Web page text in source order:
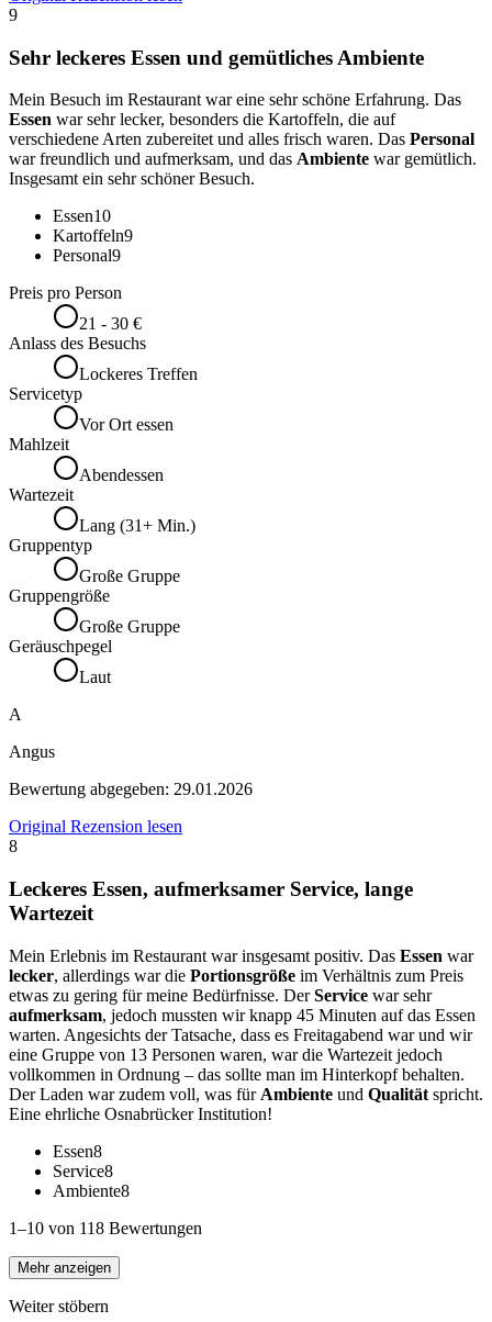
9
Sehr leckeres Essen und gemütliches Ambiente
Mein Besuch im Restaurant war eine sehr schöne Erfahrung. Das
Essen war sehr lecker, besonders die Kartoffeln, die auf
verschiedene Arten zubereitet und alles frisch waren. Das Personal
war freundlich und aufmerksam, und das Ambiente war gemütlich.
Insgesamt ein sehr schöner Besuch.
Essen10
Kartoffeln9
Personal9
Preis pro Person
21 - 30 €
Anlass des Besuchs
Lockeres Treffen
Servicetyp
Vor Ort essen
Mahlzeit
Abendessen
Wartezeit
Lang (31+ Min.)
Gruppentyp
Große Gruppe
Gruppengröße
Große Gruppe
Geräuschpegel
Laut
A
Angus
Bewertung abgegeben: 29.01.2026
Original Rezension lesen
8
Leckeres Essen, aufmerksamer Service, lange
Wartezeit
Mein Erlebnis im Restaurant war insgesamt positiv. Das Essen war
lecker, allerdings war die Portionsgröße im Verhältnis zum Preis
etwas zu gering für meine Bedürfnisse. DerService war sehr
aufmerksam, jedoch mussten wir knapp 45 Minuten auf das Essen
warten. Angesichts der Tatsache, dass es Freitagabend war und wir
eine Gruppe von 13 Personen waren, war die Wartezeit jedoch
vollkommen in Ordnung – das sollte man im Hinterkopf behalten.
Der Laden war zudem voll, was für Ambiente und Qualität spricht.
Eine ehrliche Osnabrücker Institution!
Essen8
Service8
Ambiente8
1–10 von 118 Bewertungen
Mehr anzeigen
Weiter stöbern